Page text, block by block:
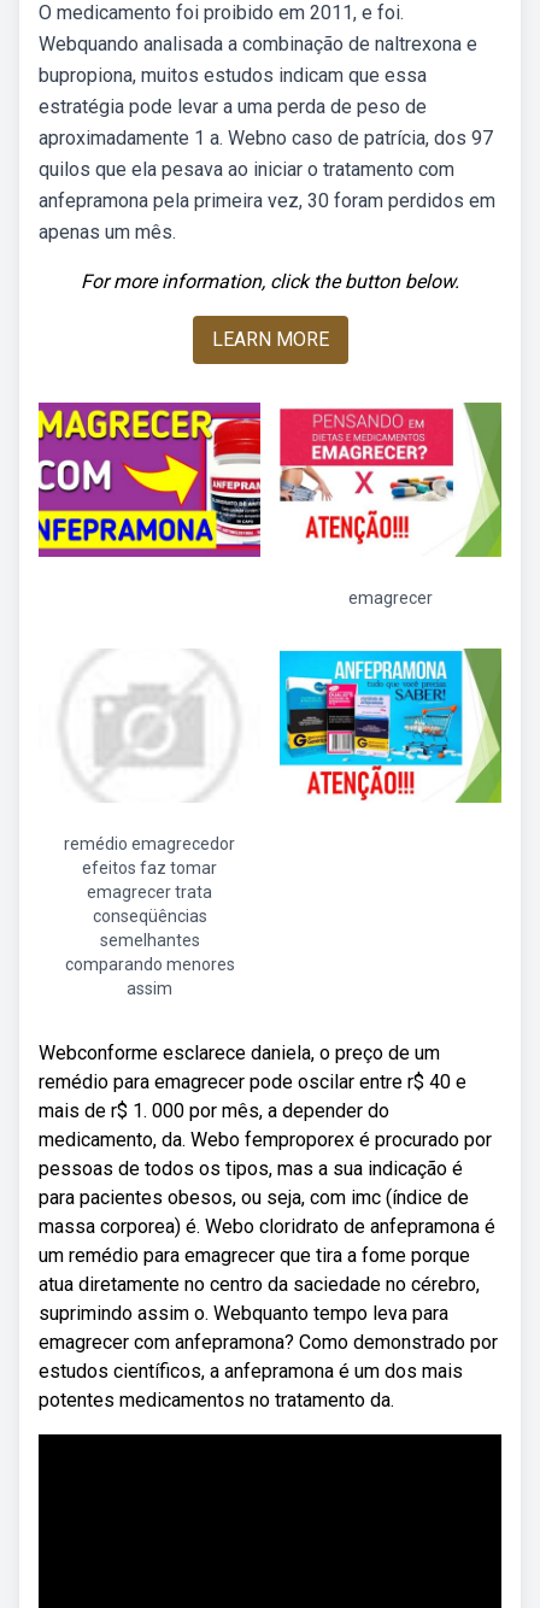
O medicamento foi proibido em 2011, e foi.
Webquando analisada a combinação de naltrexona e
bupropiona, muitos estudos indicam que essa
estratégia pode levar a uma perda de peso de
aproximadamente 1 a. Webno caso de patrícia, dos 97
quilos que ela pesava ao iniciar o tratamento com
anfepramona pela primeira vez, 30 foram perdidos em
apenas um mês.
For more information, click the button below.
LEARN MORE
emagrecer
remédio emagrecedor
efeitos faz tomar
emagrecer trata
conseqüências
semelhantes
comparando menores
assim
Webconforme esclarece daniela, o preço de um
remédio para emagrecer pode oscilar entre r$ 40 e
mais de r$ 1. 000 por mês, a depender do
medicamento, da. Webo femproporex é procurado por
pessoas de todos os tipos, mas a sua indicação é
para pacientes obesos, ou seja, com imc (índice de
massa corporea) é. Webo cloridrato de anfepramona é
um remédio para emagrecer que tira a fome porque
atua diretamente no centro da saciedade no cérebro,
suprimindo assim o. Webquanto tempo leva para
emagrecer com anfepramona? Como demonstrado por
estudos científicos, a anfepramona é um dos mais
potentes medicamentos no tratamento da.